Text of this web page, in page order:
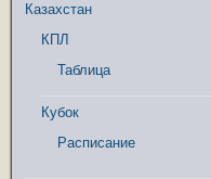
Казахстан
КПЛ
Таблица
Кубок
Расписание